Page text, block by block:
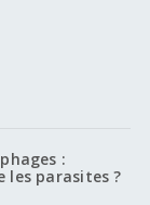
:
parasites ?